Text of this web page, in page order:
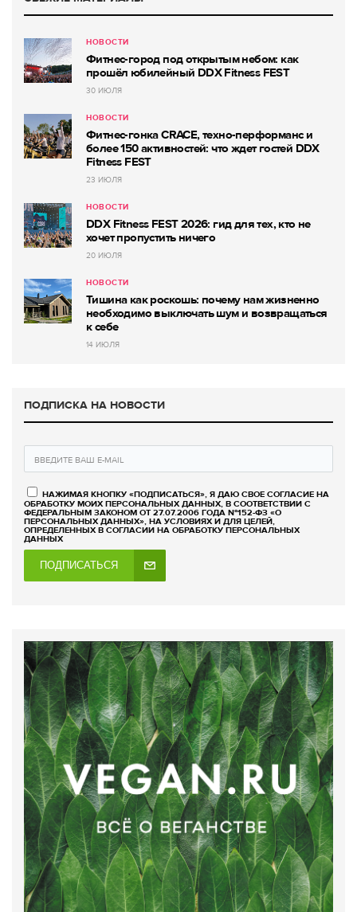
НОВОСТИ
Фитнес-город под открытым небом: как
прошёл юбилейный DDX Fitness FEST
30 ИЮЛЯ
НОВОСТИ
Фитнес-гонка CRACE, техно-перформанс и
более 150 активностей: что ждет гостей DDX
Fitness FEST
23 ИЮЛЯ
НОВОСТИ
DDX Fitness FEST 2026: гид для тех, кто не
хочет пропустить ничего
20 ИЮЛЯ
НОВОСТИ
Тишина как роскошь: почему нам жизненно
необходимо выключать шум и возвращаться
к себе
14 ИЮЛЯ
ПОДПИСКА НА НОВОСТИ
НАЖИМАЯ КНОПКУ «ПОДПИСАТЬСЯ», Я ДАЮ СВОЕ СОГЛАСИЕ НА
ОБРАБОТКУ МОИХ ПЕРСОНАЛЬНЫХ ДАННЫХ, В СООТВЕТСТВИИ С
ФЕДЕРАЛЬНЫМ ЗАКОНОМ ОТ 27.07.2006 ГОДА №152-ФЗ «О
ПЕРСОНАЛЬНЫХ ДАННЫХ», НА УСЛОВИЯХ И ДЛЯ ЦЕЛЕЙ,
ОПРЕДЕЛЕННЫХ В СОГЛАСИИ НА ОБРАБОТКУ ПЕРСОНАЛЬНЫХ
ДАННЫХ
ПОДПИСАТЬСЯ